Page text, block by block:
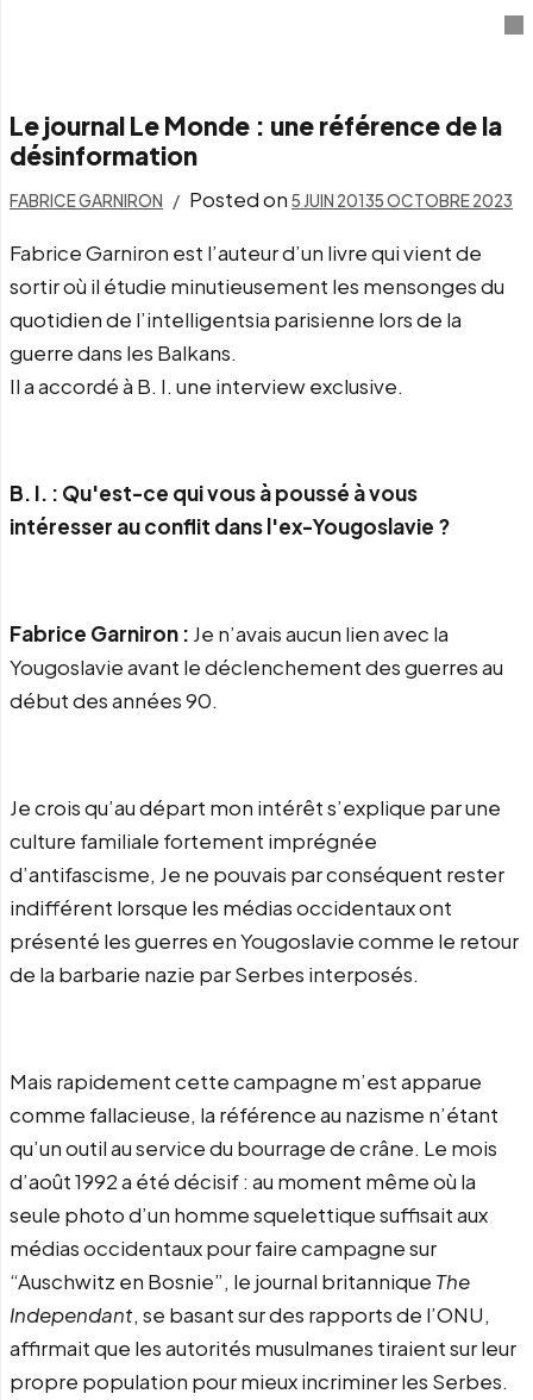
Le journal Le Monde : une référence de la
désinformation
FABRICE GARNIRON Posted on 5 JUIN 20135 OCTOBRE 2023
Fabrice Garniron est l’auteur d’un livre qui vient de
sortir où il étudie minutieusement les mensonges du
quotidien de l’intelligentsia parisienne lors de la
guerre dans les Balkans.
Il a accordé à B. I. une interview exclusive.
B. I. : Qu'est-ce qui vous à poussé à vous
intéresser au conflit dans l'ex-Yougoslavie ?
Fabrice Garniron : Je n’avais aucun lien avec la
Yougoslavie avant le déclenchement des guerres au
début des années 90.
Je crois qu’au départ mon intérêt s’explique par une
culture familiale fortement imprégnée
d’antifascisme, Je ne pouvais par conséquent rester
indifférent lorsque les médias occidentaux ont
présenté les guerres en Yougoslavie comme le retour
de la barbarie nazie par Serbes interposés.
Mais rapidement cette campagne m’est apparue
comme fallacieuse, la référence au nazisme n’étant
qu’un outil au service du bourrage de crâne. Le mois
d’août 1992 a été décisif : au moment même où la
seule photo d’un homme squelettique suffisait aux
médias occidentaux pour faire campagne sur
“Auschwitz en Bosnie”, le journal britannique The
Independant, se basant sur des rapports de l’ONU,
affirmait que les autorités musulmanes tiraient sur leur
propre population pour mieux incriminer les Serbes.